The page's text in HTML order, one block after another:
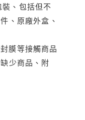
、包括但不
、原廠外盒、
膜等接觸商品
少商品、附